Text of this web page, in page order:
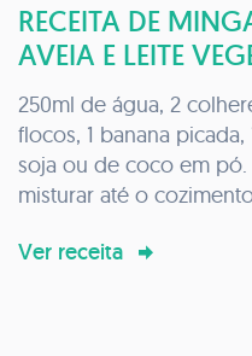
CONDIÇÃO DE SAÚDE.
ATRAVÉS DA
ACORDO COM
CERCA DE 30
PARA TRATAR
AINDA QUE, 9
RECEITA DE
AVEIA E LEITE
250ml de água, 2
flocos, 1 banana
soja ou de coco em
misturar até o
Ver receita